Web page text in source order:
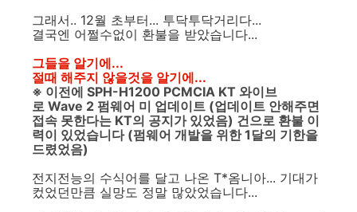
그래서.. 12월 초부터... 투닥투닥거리다...
결국엔 어쩔수없이 환불을 받았습니다...
그들을 알기에...
절때 해주지 않을것을 알기에...
※ 이전에 SPH-H1200 PCMCIA KT 와이브
로 Wave 2 펌웨어 미 업데이트 (업데이트 안해주면
접속 못한다는 KT의 공지가 있었음) 건으로 환불 이
력이 있었습니다 (펌웨어 개발을 위한 1달의 기한을
드렸었음)
전지전능의 수식어를 달고 나온 T*옴니아... 기대가
컸었던만큼 실망도 정말 많았었습니다...